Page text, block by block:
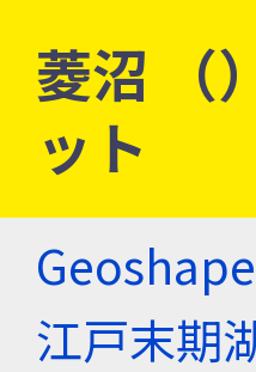
菱沼 （
ット
江戸末期